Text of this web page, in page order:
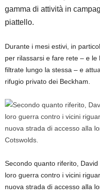
gamma di attività in
piattello.
Durante i mesi estivi, in
per rilassarsi e fare rete – e
filtrate lungo la stessa – e
rifugio privato dei Beckham.
Secondo quanto riferito,
loro guerra contro i vicini
nuova strada di accesso alla